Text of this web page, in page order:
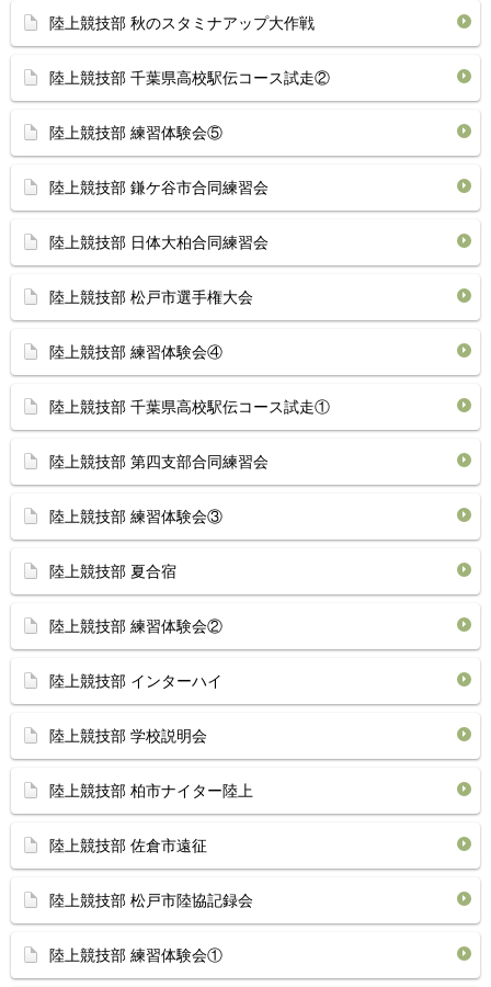
陸上競技部 秋のスタミナアップ大作戦
陸上競技部 千葉県高校駅伝コース試走②
陸上競技部 練習体験会⑤
陸上競技部 鎌ケ谷市合同練習会
陸上競技部 日体大柏合同練習会
陸上競技部 松戸市選手権大会
陸上競技部 練習体験会④
陸上競技部 千葉県高校駅伝コース試走①
陸上競技部 第四支部合同練習会
陸上競技部 練習体験会③
陸上競技部 夏合宿
陸上競技部 練習体験会②
陸上競技部 インターハイ
陸上競技部 学校説明会
陸上競技部 柏市ナイター陸上
陸上競技部 佐倉市遠征
陸上競技部 松戸市陸協記録会
陸上競技部 練習体験会①